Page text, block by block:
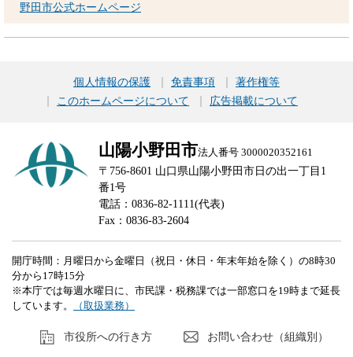
野田市公式ホームページ
個人情報の保護 免責事項
著作権等
このホームページについて
広告掲載について
山陽小野田市法人番号 3000020352161
〒756-8601 山口県山陽小野田市日の出一丁目1
番1号
電話：0836-82-1111(代表)
Fax：0836-83-2604
開庁時間：月曜日から金曜日（祝日・休日・年末年始を除く）の8時30
分から17時15分
※本庁では毎週水曜日に、市民課・税務課では一部窓口を19時まで延長
しています。
（取扱業務）
市役所への行き方 お問い合わせ（組織別）